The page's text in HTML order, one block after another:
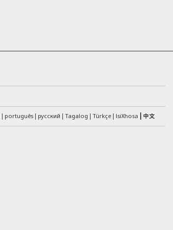
português русский Tagalog Türkçe IsiXhosa 中文